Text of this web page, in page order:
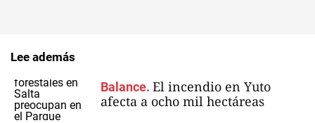
Lee además
Balance. El incendio en Yuto
afecta a ocho mil hectáreas